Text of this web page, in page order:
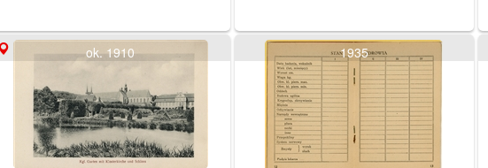
Państwowych. ok. 1910 1935